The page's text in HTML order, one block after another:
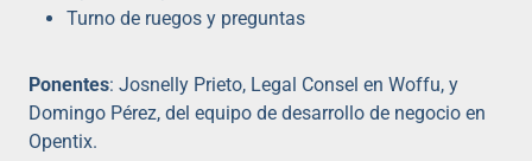
Turno de ruegos y preguntas
Ponentes: Josnelly Prieto, Legal Consel en Woffu, y
Domingo Pérez, del equipo de desarrollo de negocio en
Opentix.